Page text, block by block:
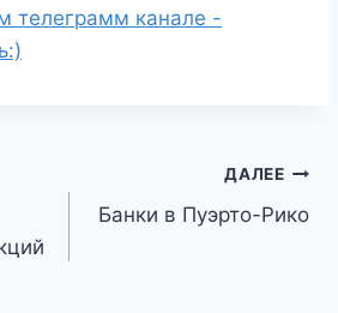
телеграмм канале -
ДАЛЕЕ
Банки в Пуэрто-Рико